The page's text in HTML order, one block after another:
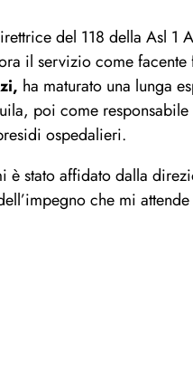
del 118 della Asl 1
il servizio come
ha maturato una lunga
poi come
ospedalieri.
è stato affidato dalla
che mi